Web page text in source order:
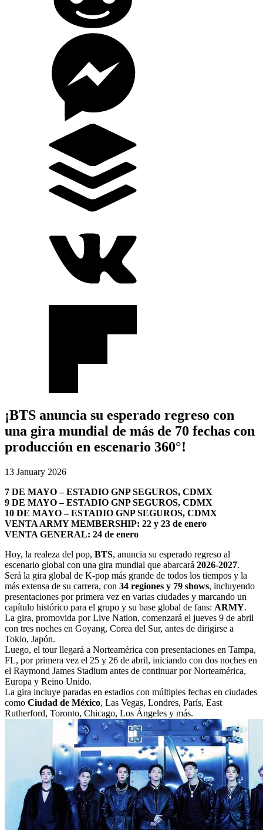
¡BTS anuncia su esperado regreso con
una gira mundial de más de 70 fechas con
producción en escenario 360°!
13 January 2026
7 DE MAYO – ESTADIO GNP SEGUROS, CDMX
9 DE MAYO – ESTADIO GNP SEGUROS, CDMX
10 DE MAYO – ESTADIO GNP SEGUROS, CDMX
VENTA ARMY MEMBERSHIP: 22 y 23 de enero
VENTA GENERAL: 24 de enero
Hoy, la realeza del pop, BTS, anuncia su esperado regreso al
escenario global con una gira mundial que abarcará 2026-2027.
Será la gira global de K-pop más grande de todos los tiempos y la
más extensa de su carrera, con 34 regiones y 79 shows, incluyendo
presentaciones por primera vez en varias ciudades y marcando un
capítulo histórico para el grupo y su base global de fans: ARMY.
La gira, promovida por Live Nation, comenzará el jueves 9 de abril
con tres noches en Goyang, Corea del Sur, antes de dirigirse a
Tokio, Japón.
Luego, el tour llegará a Norteamérica con presentaciones en Tampa,
FL, por primera vez el 25 y 26 de abril, iniciando con dos noches en
el Raymond James Stadium antes de continuar por Norteamérica,
Europa y Reino Unido.
La gira incluye paradas en estadios con múltiples fechas en ciudades
como Ciudad de México, Las Vegas, Londres, París, East
Rutherford, Toronto, Chicago, Los Ángeles y más.